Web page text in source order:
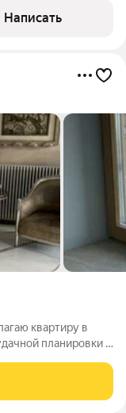
Написать
квартиру в
планировки .
подземный